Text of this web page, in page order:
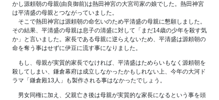
かし源頼朝の母親(由良御前)は熱田神宮の大宮司家の娘でした。熱田神宮
は平清盛の母親とつながっていました。
そこで熱田神宮は源頼朝の命乞いのため平清盛の母親に懇願しました。
その結果、平清盛の母親は息子の清盛に対して「まだ14歳の少年を殺す気
か」と言いました。家長である母親に逆らえないため、平清盛は源頼朝の
命を奪う事はせずに伊豆に流す事になりました。
もし、母親が実質的家長でなければ、平清盛はためらいもなく源頼朝を
殺してしまい、鎌倉幕府は成立しなかったかもしれない上、今年の大河ド
ラマ「鎌倉殿13人」も製作される事はなかったでしょう。
男女同権に加え、父親亡き後は母親が実質的な家長になるという事を頭